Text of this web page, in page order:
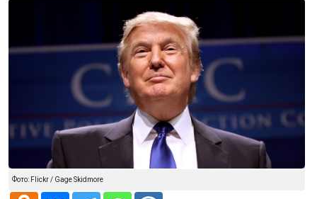
Фото: Flickr / Gage Skidmore